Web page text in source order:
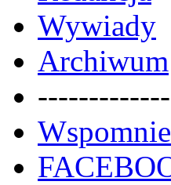
Wywiady
Archiwum